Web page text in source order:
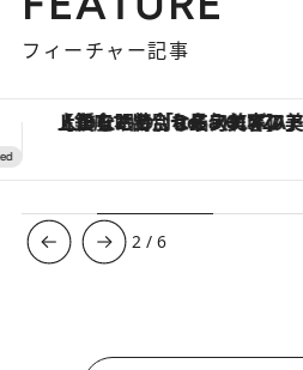
フィーチャー記事
ヴァシュロン・コンスタンタン「オーヴァーシーズ・オートマティック」。旅愛好家のお気に入りコレ
3 /6